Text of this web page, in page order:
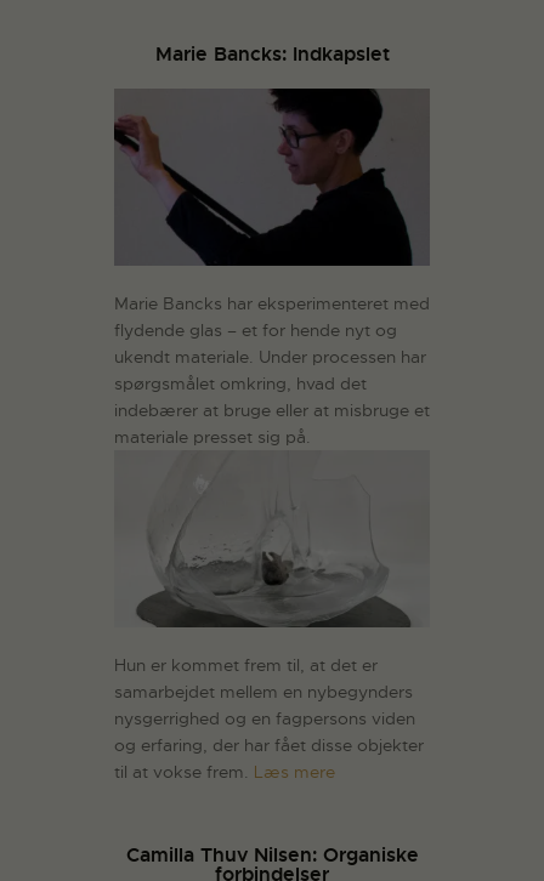
Marie Bancks: Indkapslet
Marie Bancks har eksperimenteret med
flydende glas – et for hende nyt og
ukendt materiale. Under processen har
spørgsmålet omkring, hvad det
indebærer at bruge eller at misbruge et
materiale presset sig på.
Hun er kommet frem til, at det er
samarbejdet mellem en nybegynders
nysgerrighed og en fagpersons viden
og erfaring, der har fået disse objekter
til at vokse frem. Læs mere
Camilla Thuv Nilsen: Organiske
forbindelser